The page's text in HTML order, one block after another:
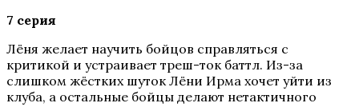
7 серия
Лёня желает научить бойцов справляться с
критикой и устраивает треш-ток баттл. Из-за
слишком жёстких шуток Лёни Ирма хочет уйти из
клуба, а остальные бойцы делают нетактичного